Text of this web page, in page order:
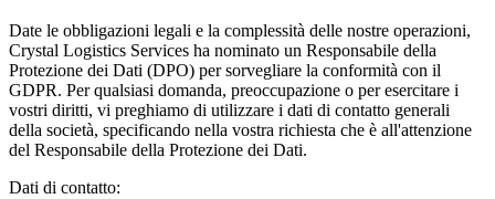
Date le obbligazioni legali e la complessità delle nostre operazioni,
Crystal Logistics Services ha nominato un Responsabile della
Protezione dei Dati (DPO) per sorvegliare la conformità con il
GDPR. Per qualsiasi domanda, preoccupazione o per esercitare i
vostri diritti, vi preghiamo di utilizzare i dati di contatto generali
della società, specificando nella vostra richiesta che è all'attenzione
del Responsabile della Protezione dei Dati.
Dati di contatto: